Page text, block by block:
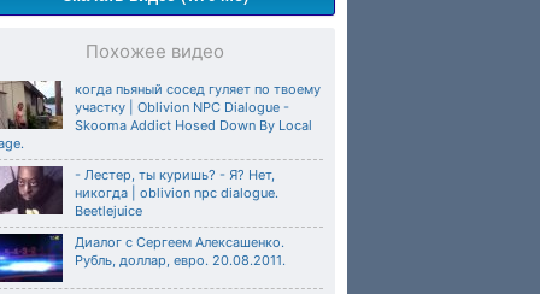
Похожее видео
когда пьяный сосед гуляет по твоему
участку | Oblivion NPC Dialogue -
Skooma Addict Hosed Down By Local
- Лестер, ты куришь? - Я? Нет,
никогда | oblivion npc dialogue.
Beetlejuice
Диалог с Сергеем Алексашенко.
Рубль, доллар, евро. 20.08.2011.